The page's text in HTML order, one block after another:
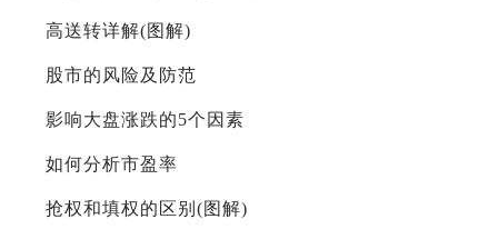
高送转详解(图解)
股市的风险及防范
影响大盘涨跌的5个因素
如何分析市盈率
抢权和填权的区别(图解)